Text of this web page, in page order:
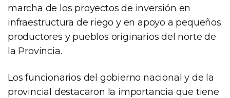
marcha de los proyectos de inversión en
infraestructura de riego y en apoyo a pequeños
productores y pueblos originarios del norte de
la Provincia.
Los funcionarios del gobierno nacional y de la
provincial destacaron la importancia que tiene